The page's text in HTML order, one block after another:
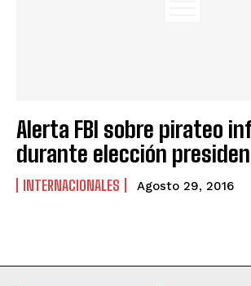
Alerta FBI sobre pirateo
durante elección
INTERNACIONALES Agosto 29, 2016